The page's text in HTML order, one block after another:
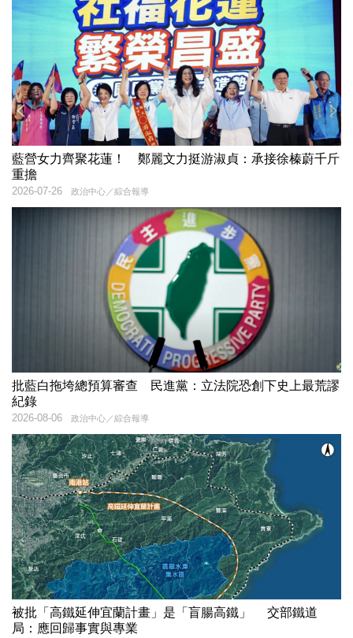
藍營女力齊聚花蓮！ 鄭麗文力挺游淑貞：承接徐榛蔚千斤
重擔
政治中心／綜合報導
2026-07-26
批藍白拖垮總預算審查 民進黨：立法院恐創下史上最荒謬
紀錄
政治中心／綜合報導
2026-08-06
被批「高鐵延伸宜蘭計畫」是「盲腸高鐵」 交部鐵道
局：應回歸事實與專業